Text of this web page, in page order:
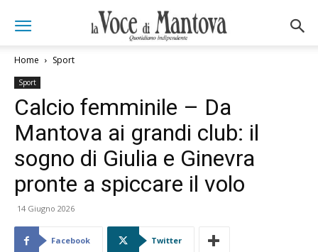
Home Sport
Sport
Calcio femminile – Da
Mantova ai grandi club: il
sogno di Giulia e Ginevra
pronte a spiccare il volo
14 Giugno 2026
Facebook Twitter